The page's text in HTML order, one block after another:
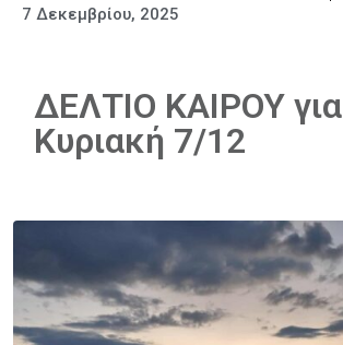
7 Δεκεμβρίου, 2025
ΔΕΛΤΙΟ ΚΑΙΡΟΥ για
Κυριακή 7/12